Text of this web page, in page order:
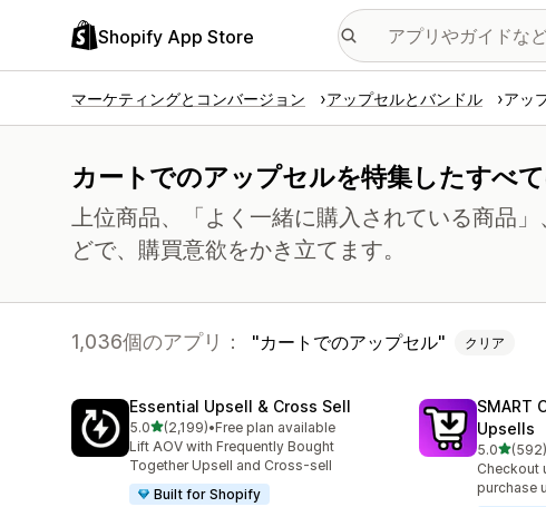
Shopify App Store
マーケティングとコンバージョン アップセルとバンドル アッ
カートでのアップセルを特集したすべ
上位商品、「よく一緒に購入されている商品
どで、購買意欲をかき立てます。
1,036個のアプリ： カートでのアップセル クリア
Essential Upsell & Cross Sell
5.05つ星中
(2,199)
合計レビュー数：2199件
•Free plan available
Lift AOV with Frequently Bought
Together Upsell and Cross-sell
Built for Shopify
SMART
Upsells
5.05つ星中
(592)
合計レビュ
Checkout
purchase